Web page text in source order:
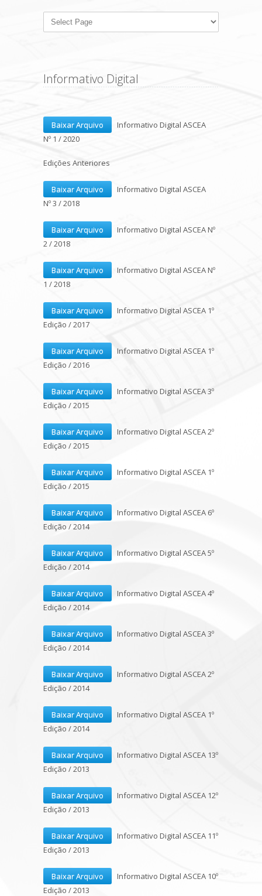
Informativo Digital
Baixar Arquivo
Informativo Digital ASCEA
Nº 1 / 2020
Edições Anteriores
Baixar Arquivo
Informativo Digital ASCEA
Nº 3 / 2018
Baixar Arquivo
Informativo Digital ASCEA Nº
2 / 2018
Baixar Arquivo
Informativo Digital ASCEA Nº
1 / 2018
Baixar Arquivo
Informativo Digital ASCEA 1º
Edição / 2017
Baixar Arquivo
Informativo Digital ASCEA 1º
Edição / 2016
Baixar Arquivo
Informativo Digital ASCEA 3º
Edição / 2015
Baixar Arquivo
Informativo Digital ASCEA 2º
Edição / 2015
Baixar Arquivo
Informativo Digital ASCEA 1º
Edição / 2015
Baixar Arquivo
Informativo Digital ASCEA 6º
Edição / 2014
Baixar Arquivo
Informativo Digital ASCEA 5º
Edição / 2014
Baixar Arquivo
Informativo Digital ASCEA 4º
Edição / 2014
Baixar Arquivo
Informativo Digital ASCEA 3º
Edição / 2014
Baixar Arquivo
Informativo Digital ASCEA 2º
Edição / 2014
Baixar Arquivo
Informativo Digital ASCEA 1º
Edição / 2014
Baixar Arquivo
Informativo Digital ASCEA 13º
Edição / 2013
Baixar Arquivo
Informativo Digital ASCEA 12º
Edição / 2013
Baixar Arquivo
Informativo Digital ASCEA 11º
Edição / 2013
Baixar Arquivo
Informativo Digital ASCEA 10º
Edição / 2013